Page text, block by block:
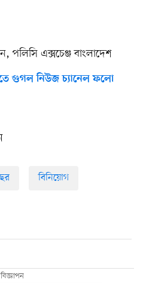
পলিসি এক্সচেঞ্জ বাংলাদেশ
গুগল নিউজ চ্যানেল ফলো
বিনিয়োগ